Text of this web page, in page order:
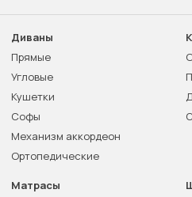
Диваны
Прямые
Угловые
Кушетки
Софы
Механизм аккордеон
Ортопедические
Матрасы